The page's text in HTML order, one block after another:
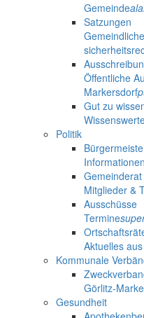
Gemeinde
Satzungen
Öffentliche
Markersdorf
Gut zu
Politik
Gemeinderat
Mitglieder &
Ausschüsse
Termine
Aktuelles
Kommunale
Görlitz-
Gesundheit